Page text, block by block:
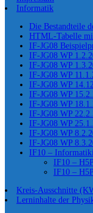
Informatik
Die Bestandteile
HTML-Tabelle
IF-JG08
IF-JG08 WP
IF-JG08 WP
IF-JG08 WP
IF-JG08 WP
IF-JG08 WP
IF-JG08 WP
IF-JG08 WP
IF-JG08 WP
IF-JG08 WP
IF-JG08 WP
IF10 –
IF10 –
IF10 –
Kreis-Ausschnitte
Lerninhalte der